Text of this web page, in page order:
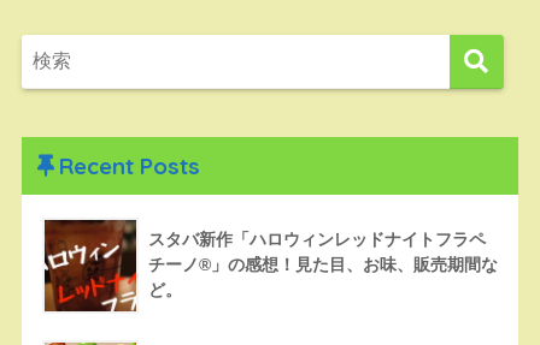
Recent Posts
スタバ新作「ハロウィンレッドナイトフラペ
チーノ®」の感想！見た目、お味、販売期間な
ど。